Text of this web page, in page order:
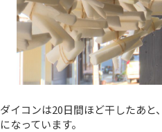
ダイコンは20日間ほど干したあと
になっています。